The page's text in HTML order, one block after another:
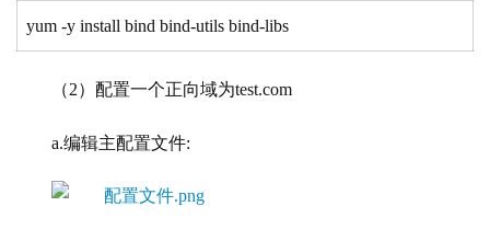
yum -y install bind bind-utils bind-libs
（2）配置一个正向域为test.com
a.编辑主配置文件: